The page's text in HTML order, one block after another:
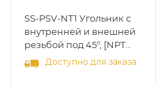
SS-PSV-NT1 Угольник с
внутренней и внешней
резьбой под 45°, [NPT
1/16"], нерж.сталь 316
Доступно для заказа